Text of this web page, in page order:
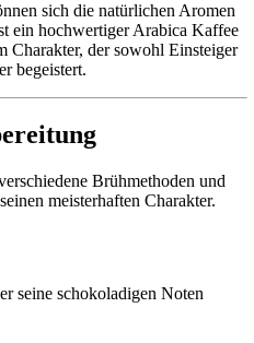
sich die natürlichen Aromen
ein hochwertiger Arabica Kaffee
Charakter, der sowohl Einsteiger
begeistert.
Brühmethoden und
meisterhaften Charakter.
seine schokoladigen Noten